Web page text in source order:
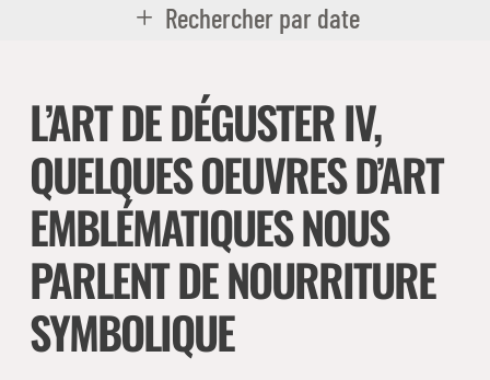
Rechercher par date
L’ART DE DÉGUSTER IV,
QUELQUES OEUVRES D’ART
EMBLÉMATIQUES NOUS
PARLENT DE NOURRITURE
SYMBOLIQUE